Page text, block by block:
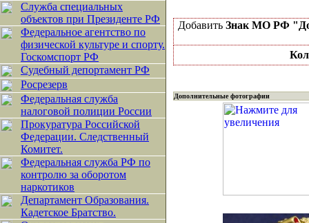
Служба специальных
объектов при Президенте РФ
Федеральное агентство по
физической культуре и спорту.
Госкомспорт РФ
Судебный депортамент РФ
Росрезерв
Федеральная служба
налоговой полиции России
Прокуратура Российской
Федерации. Следственный
Комитет.
Федеральная служба РФ по
контролю за оборотом
наркотиков
Департамент Образования.
Кадетское Братство.
Добавить Знак МО РФ
Дополнительные фотографии